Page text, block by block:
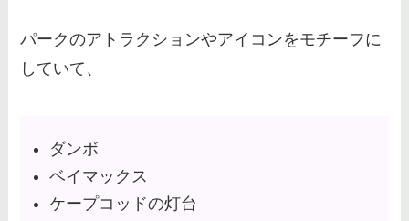
ディズニーカチューシャはセカス
パークのアトラクションやアイコンをモチーフに
していて、
ダンボ
ベイマックス
ケープコッドの灯台